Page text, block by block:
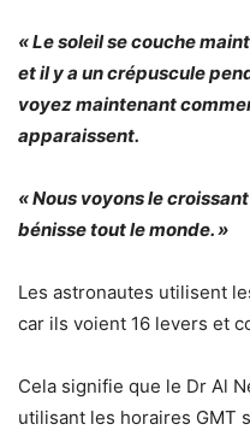
« Le soleil se couche
et il y a un crépuscule
voyez maintenant
apparaissent.
« Nous voyons le
bénisse tout le monde. »
Les astronautes utilisent
car ils voient 16 levers et
Cela signifie que le Dr Al
utilisant les horaires GMT